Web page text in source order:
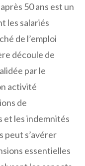
après 50 ans est un
les salariés
de l’emploi
découle de
par le
activité
de
et les indemnités
peut s’avérer
essentielles